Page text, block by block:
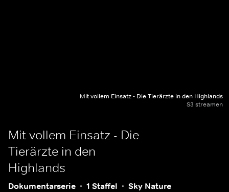
Mit vollem Einsatz - Die Tierärzte in den Highlands
S3 streamen
Mit vollem Einsatz - Die
Tierärzte in den
Highlands
Dokumentarserie 1 Staffel Sky Nature